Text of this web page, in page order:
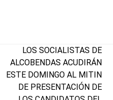
next
post:
LOS SOCIALISTAS DE
ALCOBENDAS ACUDIRÁN
ESTE DOMINGO AL MITIN
DE PRESENTACIÓN DE